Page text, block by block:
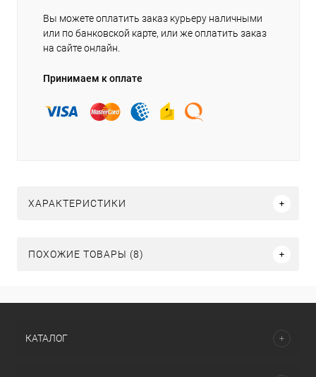
Вы можете оплатить заказ курьеру наличными
или по банковской карте, или же оплатить заказ
на сайте онлайн.
Принимаем к оплате
ХАРАКТЕРИСТИКИ
ПОХОЖИЕ ТОВАРЫ (8)
КАТАЛОГ